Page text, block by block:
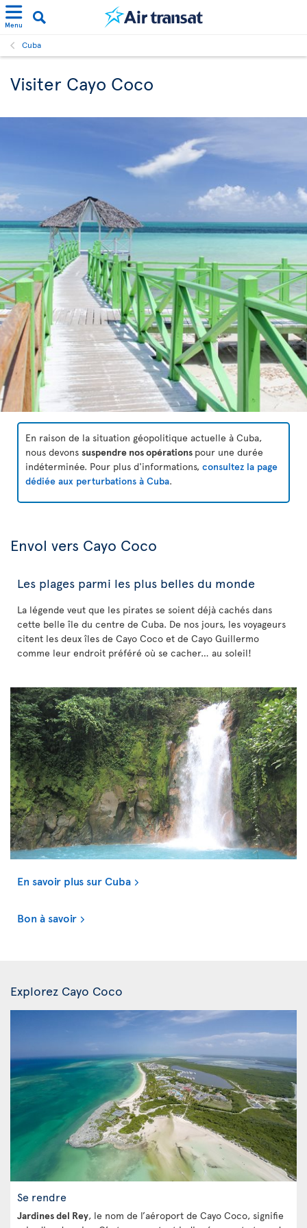
Menu
Cuba
Visiter Cayo Coco
En raison de la situation géopolitique actuelle à Cuba,
nous devons suspendre nos opérations pour une durée
indéterminée. Pour plus d'informations, consultez la page
dédiée aux perturbations à Cuba.
Envol vers Cayo Coco
Les plages parmi les plus belles du monde
La légende veut que les pirates se soient déjà cachés dans
cette belle île du centre de Cuba. De nos jours, les voyageurs
citent les deux îles de Cayo Coco et de Cayo Guillermo
comme leur endroit préféré où se cacher… au soleil!
En savoir plus sur Cuba
Bon à savoir
Explorez Cayo Coco
Se rendre
Jardines del Rey, le nom de l’aéroport de Cayo Coco, signifie